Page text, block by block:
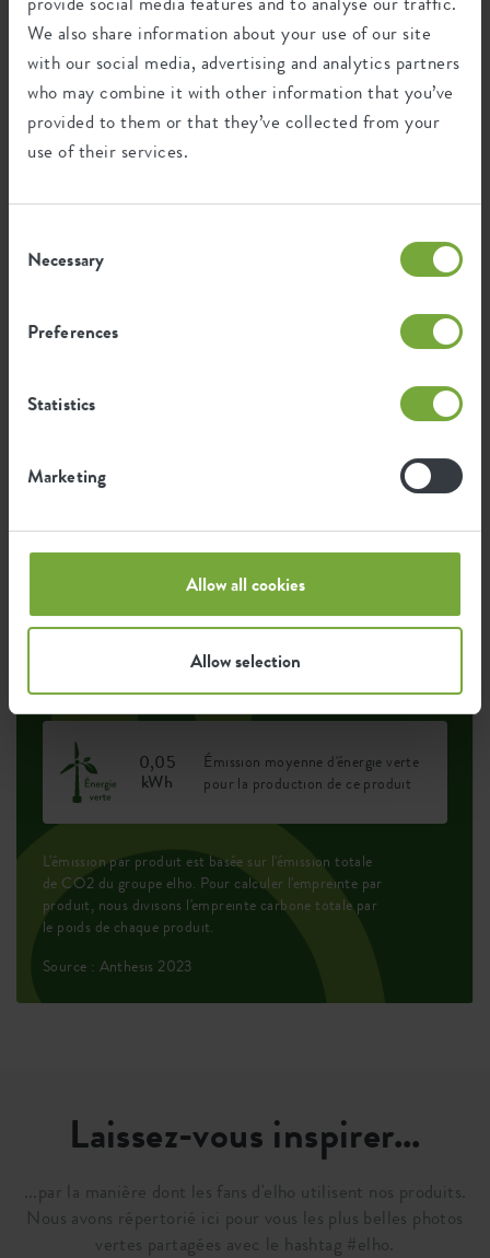
We also share information about your use of our site
with our social media, advertising and analytics partners
who may combine it with other information that you’ve
provided to them or that they’ve collected from your
use of their services.
Selection
Necessary
Preferences
Statistics
Marketing
Allow all cookies
Allow selection
Recyclage
Ce produit est composé de 0% de déchets
post-consommation et de 100% de
Résistant au gel
Émission moyenne de CO2 pour
la production de ce produit
0,05
kWh
Émission moyenne d'énergie verte
pour la production de ce produit
L'émission par produit est basée sur l'émission totale
de CO2 du groupe elho. Pour calculer l'empreinte par
produit, nous divisons l'empreinte carbone totale par
le poids de chaque produit.
Source : Anthesis 2023
Laissez-vous inspirer...
...par la manière dont les fans d'elho utilisent nos produits.
Nous avons répertorié ici pour vous les plus belles photos
vertes partagées avec le hashtag #elho.